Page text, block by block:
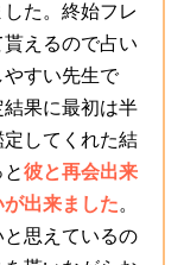
た。終始フレ
えるので占い
すい先生で
果に最初は半
してくれた結
彼と再会出来
出来ました。
思えているの